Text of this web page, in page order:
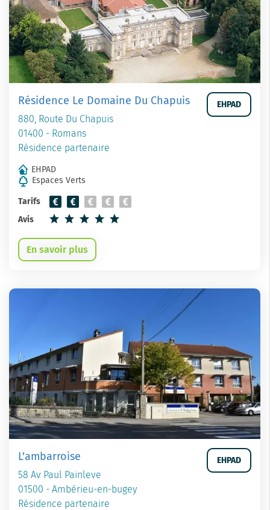
Résidence Le Domaine Du Chapuis
880, Route Du Chapuis
01400 - Romans
Résidence partenaire
EHPAD
EHPAD
Espaces Verts
Tarifs
Avis
En savoir plus
L'ambarroise
58 Av Paul Painleve
01500 - Ambérieu-en-bugey
Résidence partenaire
EHPAD